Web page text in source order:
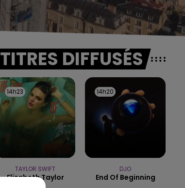
TITRES DIFFUSÉS
14h23
14h23
TAYLOR SWIFT
Elizabeth Taylor
14h20
14h20
DJO
End Of Beginning